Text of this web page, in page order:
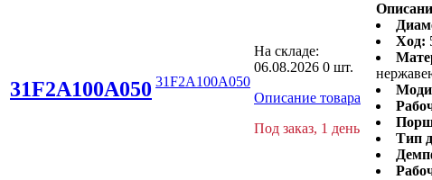
31F2A100A050 31F2A100A050
На складе:
06.08.2026 0 шт.
Описание товара
Под заказ, 1 день
Ход:
Тип